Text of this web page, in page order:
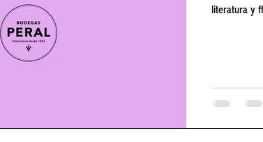
literatura y